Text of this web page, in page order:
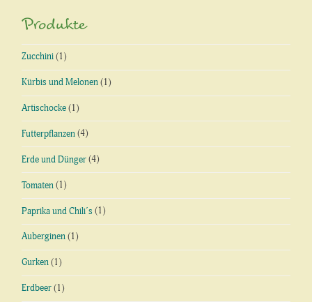
Produkte
Zucchini (1)
Kürbis und Melonen (1)
Artischocke (1)
Futterpflanzen (4)
Erde und Dünger (4)
Tomaten (1)
Paprika und Chili´s (1)
Auberginen (1)
Gurken (1)
Erdbeer (1)